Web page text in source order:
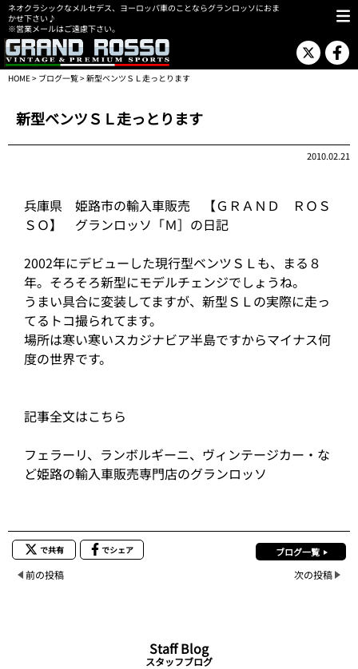
ネオクラシックなメルセデス、ヨーロッパ車のことならグランロッソにおま
かせ下さい♪
※営業メールはご遠慮下さい。
HOME> ブログ一覧> 新型ベンツＳＬ走っとります
新型ベンツＳＬ走っとります
2010.02.21
兵庫県 姫路市の輸入車販売 【ＧＲＡＮＤ ＲＯＳ
ＳＯ】 グランロッソ「Ｍ］の日記
2002年にデビューした現行型ベンツＳＬも、まる８
年。そろそろ新型にモデルチェンジでしょうね。
うまい具合に変装してますが、新型ＳＬの実際に走っ
てるトコ撮られてます。
場所は寒い寒いスカジナビア半島ですからマイナス何
度の世界です。
記事全文はこちら
フェラーリ、ランボルギーニ、ヴィンテージカー・な
ど姫路の輸入車販売専門店のグランロッソ
で共有 でシェア ブログ一覧
前の投稿 次の投稿
Staff Blog
スタッフブログ